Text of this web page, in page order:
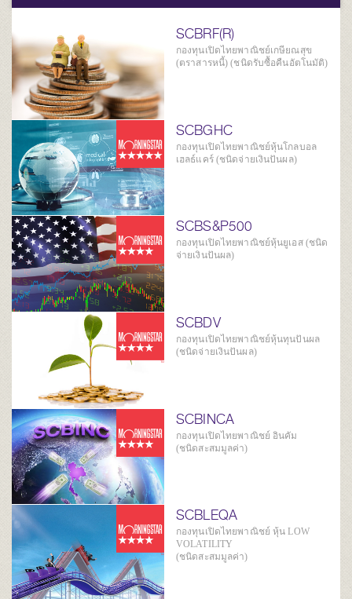
SCBRF(R)
กองทุนเปิดไทยพาณิชย์เกษียณสุข
(ตราสารหนี้) (ชนิดรับซื้อคืนอัตโนมัติ)
SCBGHC
กองทุนเปิดไทยพาณิชย์หุ้นโกลบอล
เฮลธ์แคร์ (ชนิดจ่ายเงินปันผล)
SCBS&P500
กองทุนเปิดไทยพาณิชย์หุ้นยูเอส (ชนิด
จ่ายเงินปันผล)
SCBDV
กองทุนเปิดไทยพาณิชย์หุ้นทุนปันผล
(ชนิดจ่ายเงินปันผล)
SCBINCA
กองทุนเปิดไทยพาณิชย์ อินคัม
(ชนิดสะสมมูลค่า)
SCBLEQA
กองทุนเปิดไทยพาณิชย์ หุ้น LOW
VOLATILITY
(ชนิดสะสมมูลค่า)